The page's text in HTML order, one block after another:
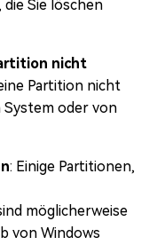
Sie löschen
nicht
Partition nicht
System oder von
: Einige Partitionen,
möglicherweise
von Windows